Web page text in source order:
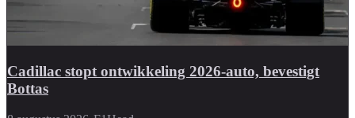
Cadillac stopt ontwikkeling 2026-auto, bevestigt
Bottas